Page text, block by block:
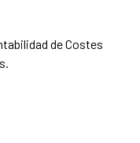
de Costes